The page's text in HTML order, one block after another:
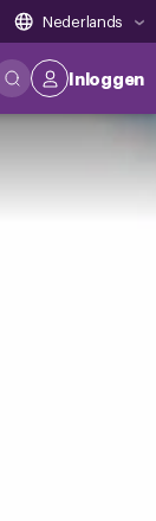
Nederlands
Inloggen